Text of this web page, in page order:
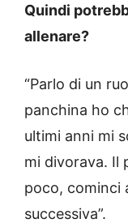
Quindi
allenare?
“Parlo di un
panchina ho
ultimi anni mi
mi divorava. Il
poco, cominci
successiva”.